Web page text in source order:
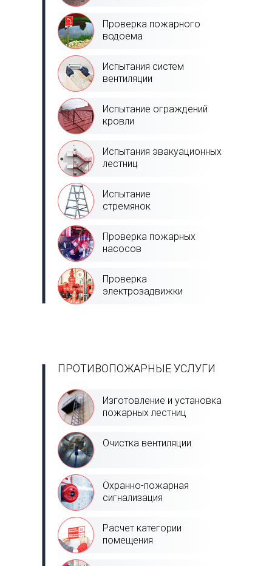
Проверка пожарного
водоема
Испытания систем
вентиляции
Испытание ограждений
кровли
Испытания эвакуационных
лестниц
Испытание
стремянок
Проверка пожарных
насосов
Проверка
электрозадвижки
ПРОТИВОПОЖАРНЫЕ УСЛУГИ
Изготовление и установка
пожарных лестниц
Очистка вентиляции
Охранно-пожарная
сигнализация
Расчет категории
помещения